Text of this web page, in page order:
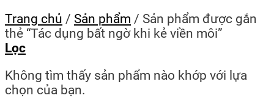
Trang chủ / Sản phẩm / Sản phẩm được gắn
thẻ “Tác dụng bất ngờ khi kẻ viền môi”
Lọc
Không tìm thấy sản phẩm nào khớp với lựa
chọn của bạn.